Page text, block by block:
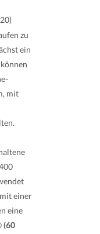
zu
ein
mit
einer
eine
(60